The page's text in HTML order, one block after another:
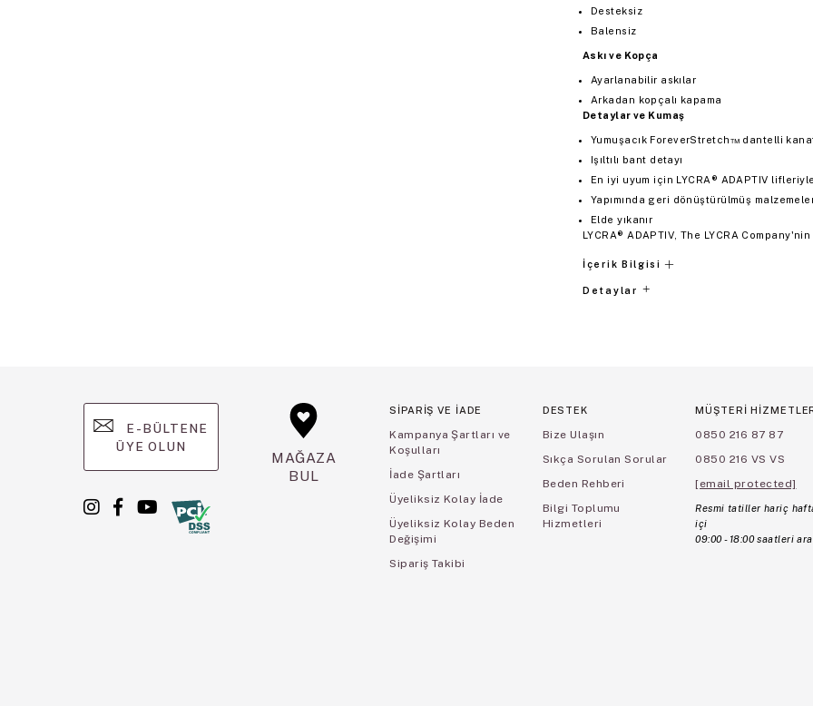
Desteksiz
Balensiz
Askı ve Kopça
Ayarlanabilir askılar
Arkadan kopçalı kapama
Detaylar ve Kumaş
Yumuşacık ForeverStretch™ dantelli
Işıltılı bant detayı
En iyi uyum için LYCRA® ADAPTIV
Yapımında geri dönüştürülmüş
Elde yıkanır
LYCRA® ADAPTIV, The LYCRA
İçerik Bilgisi
Detaylar
E-BÜLTENE
ÜYE OLUN
MAĞAZA
BUL
SİPARİŞ VE İADE
Kampanya Şartları ve
Koşulları
İade Şartları
Üyeliksiz Kolay İade
Üyeliksiz Kolay Beden
Değişimi
Sipariş Takibi
DESTEK
Bize Ulaşın
Sıkça Sorulan Sorular
Beden Rehberi
Bilgi Toplumu
Hizmetleri
MÜŞTERİ
0850 216 87 87
0850 216 VS VS
[email protected]
Resmi tatiller hariç
içi
09:00 - 18:00 saatleri